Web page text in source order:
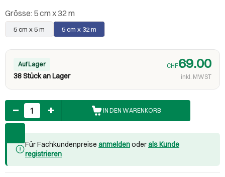
Grösse: 5 cm x 32 m
5 cm x 5 m 5 cm x 32 m
Auf Lager
38 Stück an Lager
CHF69.00
inkl. MWST
Anzahl
IN DEN WARENKORB
Für Fachkundenpreise anmeldenoderals Kunde
registrieren